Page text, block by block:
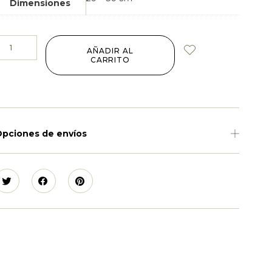
Dimensiones
AÑADIR AL
CARRITO
de envíos